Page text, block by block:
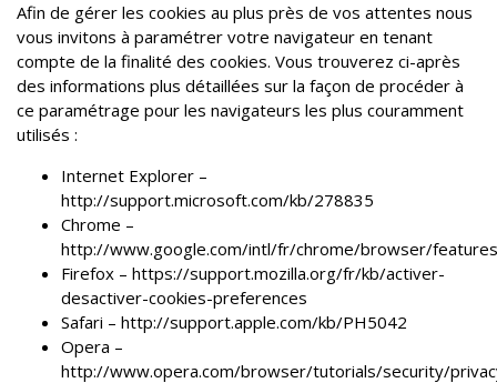
Afin de gérer les cookies au plus près de vos attentes nous
vous invitons à paramétrer votre navigateur en tenant
compte de la finalité des cookies. Vous trouverez ci-après
des informations plus détaillées sur la façon de procéder à
ce paramétrage pour les navigateurs les plus couramment
utilisés :
Internet Explorer –
http://support.microsoft.com/kb/278835
Chrome –
http://www.google.com/intl/fr/chrome/browser/
Firefox – https://support.mozilla.org/fr/kb/activer-
desactiver-cookies-preferences
Safari – http://support.apple.com/kb/PH5042
Opera –
http://www.opera.com/browser/tutorials/security/